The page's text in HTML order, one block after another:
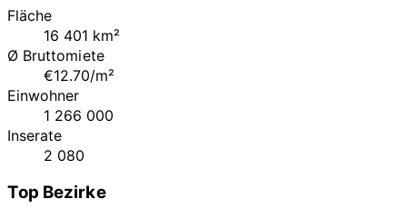
Fläche
16 401 km²
Ø Bruttomiete
€12.70/m²
Einwohner
1 266 000
Inserate
2 080
Top Bezirke